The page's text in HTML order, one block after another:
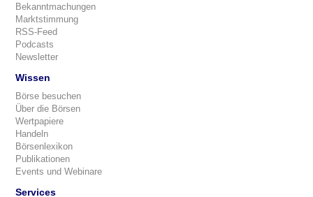
Bekanntmachungen
Marktstimmung
RSS-Feed
Podcasts
Newsletter
Wissen
Börse besuchen
Über die Börsen
Wertpapiere
Handeln
Börsenlexikon
Publikationen
Events und Webinare
Services